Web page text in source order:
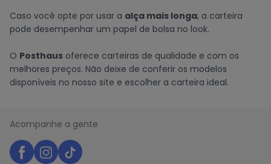
Caso você opte por usar a alça mais longa, a carteira
pode desempenhar um papel de bolsa no look.
O Posthaus oferece carteiras de qualidade e com os
melhores preços. Não deixe de conferir os modelos
disponíveis no nosso site e escolher a carteira ideal.
Acompanhe a gente